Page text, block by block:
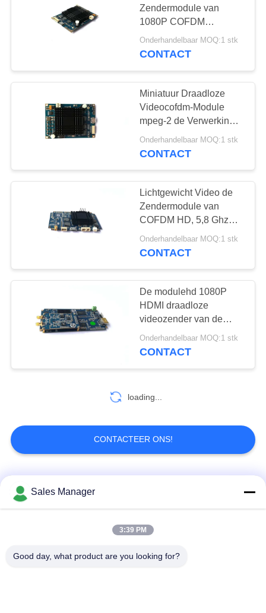
Minicofdm-Zender
UAV Gegevens -
draadloze hdmi
videozender
11
De Videoontvanger
24
IP Radiomodem
15
Zendermodule van
1080P COFDM
HD/Minicofdm de
Zendermodule van
Onderhandelbaar MOQ:1 stk
CONTACT
Miniatuur Draadloze
Videocofdm-Module
mpeg-2 de Verwerking
van de Beeldcompressie
Onderhandelbaar MOQ:1 stk
CONTACT
Lichtgewicht Video de
Zendermodule van
COFDM HD, 5,8 Ghz
Videozendermodule
Onderhandelbaar MOQ:1 stk
CONTACT
De modulehd 1080P
HDMI draadloze
videozender van de
H.264 industrieel-rang
cofdm
Onderhandelbaar MOQ:1 stk
CONTACT
loading...
CONTACTEER ONS!
populaire categorieën
De draadloze
COFDM
Sales Manager
3:39 PM
Good day, what product are you looking for?